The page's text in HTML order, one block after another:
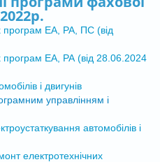
програм ЕА, РА, ПС (від
програм ЕА, РА (від 28.06.2024
і двигунів
управлінням і
автомобілів і
електротехнічних